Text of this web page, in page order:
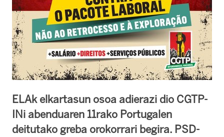
ELAk elkartasun osoa adierazi dio CGTP-
INi abenduaren 11rako Portugalen
deitutako greba orokorrari begira. PSD-